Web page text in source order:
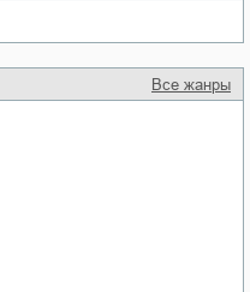
Все жанры